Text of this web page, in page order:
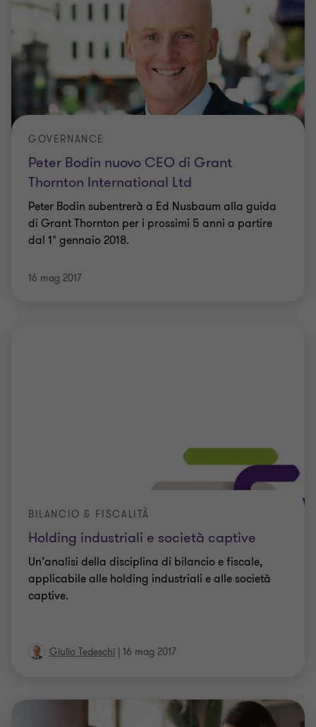
Peter Bodin nuovo CEO di Grant
Thornton International Ltd
GOVERNANCE
Peter Bodin subentrerà a Ed Nusbaum alla guida
di Grant Thornton per i prossimi 5 anni a partire
dal 1° gennaio 2018.
16 mag 2017
Holding industriali e società captive
BILANCIO & FISCALITÀ
Un’analisi della disciplina di bilancio e fiscale,
applicabile alle holding industriali e alle società
captive.
Giulio Tedeschi | 16 mag 2017